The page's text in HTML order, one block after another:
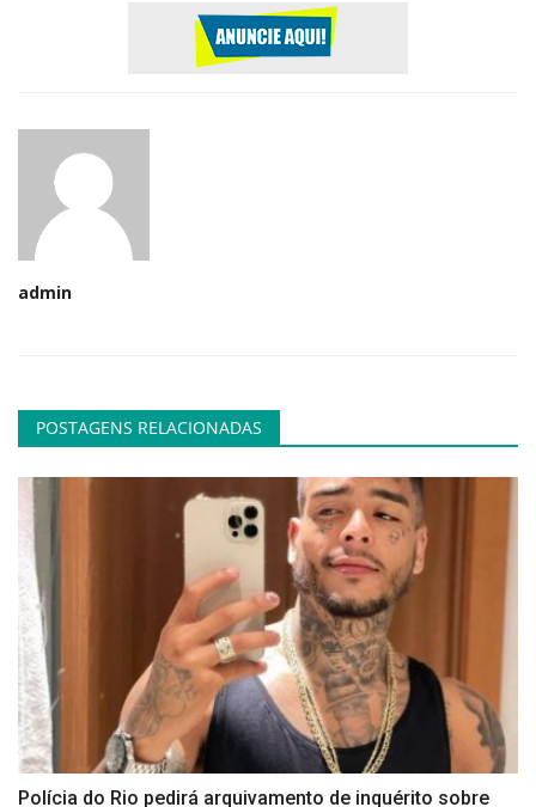
admin
POSTAGENS RELACIONADAS
Polícia do Rio pedirá arquivamento de inquérito sobre